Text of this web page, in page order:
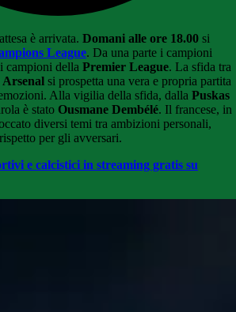
è arrivata. Domani alle ore 18.00 si
League. Da una parte i campioni
campioni della Premier League. La sfida tra
Arsenal si prospetta una vera e propria partita
Alla vigilia della sfida, dalla Puskas
è stato Ousmane Dembélé. Il francese, in
diversi temi tra ambizioni personali,
per gli avversari.
e calcistici in streaming gratis su